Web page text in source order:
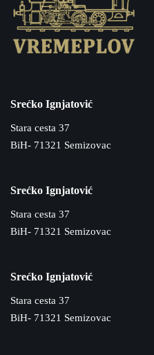
Srećko Ignjatović
Stara cesta 37
BiH- 71321 Semizovac
Srećko Ignjatović
Stara cesta 37
BiH- 71321 Semizovac
Srećko Ignjatović
Stara cesta 37
BiH- 71321 Semizovac